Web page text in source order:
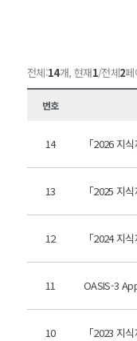
전체:14개, 현재1/전체2
번호
14 「2026 지
13 「2025 지
12 「2024 지
11 OASIS-3
10 「2023 지